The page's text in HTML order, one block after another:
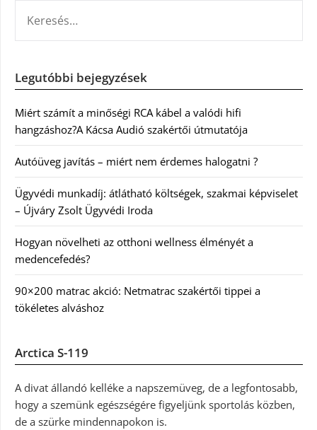
Legutóbbi bejegyzések
Miért számít a minőségi RCA kábel a valódi hifi
hangzáshoz?A Kácsa Audió szakértői útmutatója
Autóüveg javítás – miért nem érdemes halogatni ?
Ügyvédi munkadíj: átlátható költségek, szakmai képviselet
– Újváry Zsolt Ügyvédi Iroda
Hogyan növelheti az otthoni wellness élményét a
medencefedés?
90×200 matrac akció: Netmatrac szakértői tippei a
tökéletes alváshoz
Arctica S-119
A divat állandó kelléke a napszemüveg, de a legfontosabb,
hogy a szemünk egészségére figyeljünk sportolás közben,
de a szürke mindennapokon is.